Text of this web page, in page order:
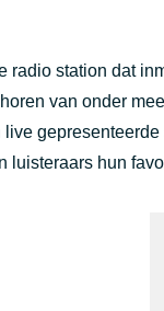
radio station dat
van onder
luisteraars hun